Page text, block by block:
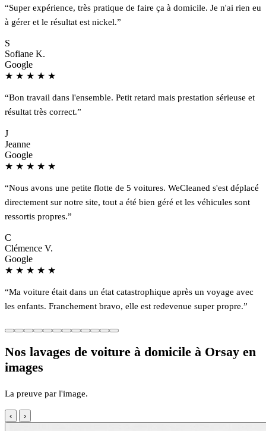
“Super expérience, très pratique de faire ça à domicile. Je n'ai rien eu
à gérer et le résultat est nickel.”
S
Sofiane K.
Google
★ ★ ★ ★ ★
“Bon travail dans l'ensemble. Petit retard mais prestation sérieuse et
résultat très correct.”
J
Jeanne
Google
★ ★ ★ ★ ★
“Nous avons une petite flotte de 5 voitures. WeCleaned s'est déplacé
directement sur notre site, tout a été bien géré et les véhicules sont
ressortis propres.”
C
Clémence V.
Google
★ ★ ★ ★ ★
“Ma voiture était dans un état catastrophique après un voyage avec
les enfants. Franchement bravo, elle est redevenue super propre.”
Nos lavages de voiture à domicile à Orsay en
images
La preuve par l'image.
‹ ›